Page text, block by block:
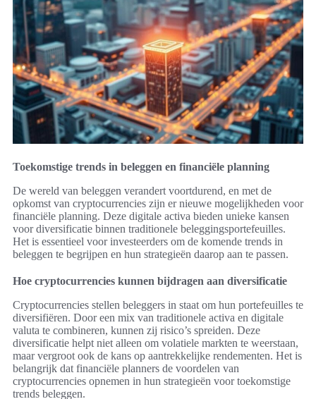
Toekomstige trends in beleggen en financiële planning
De wereld van beleggen verandert voortdurend, en met de
opkomst van cryptocurrencies zijn er nieuwe mogelijkheden voor
financiële planning. Deze digitale activa bieden unieke kansen
voor diversificatie binnen traditionele beleggingsportefeuilles.
Het is essentieel voor investeerders om de komende trends in
beleggen te begrijpen en hun strategieën daarop aan te passen.
Hoe cryptocurrencies kunnen bijdragen aan diversificatie
Cryptocurrencies stellen beleggers in staat om hun portefeuilles te
diversifiëren. Door een mix van traditionele activa en digitale
valuta te combineren, kunnen zij risico’s spreiden. Deze
diversificatie helpt niet alleen om volatiele markten te weerstaan,
maar vergroot ook de kans op aantrekkelijke rendementen. Het is
belangrijk dat financiële planners de voordelen van
cryptocurrencies opnemen in hun strategieën voor toekomstige
trends beleggen.